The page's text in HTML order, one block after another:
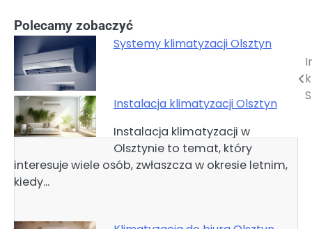
Polecamy zobaczyć
Systemy klimatyzacji Olsztyn
Instalacja klimatyzacji Olsztyn
Instalacja klimatyzacji w
Olsztynie to temat, który
interesuje wiele osób, zwłaszcza w okresie letnim,
kiedy…
Nawigacja
wpisu